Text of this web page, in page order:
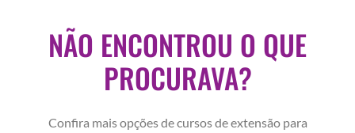
NÃO ENCONTROU O QUE
PROCURAVA?
Confira mais opções de cursos de extensão para